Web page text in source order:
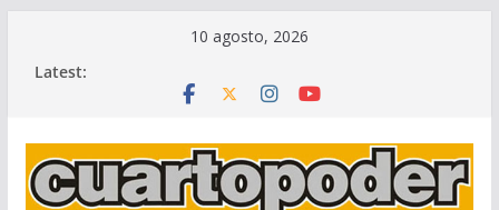
10 agosto, 2026
Latest: